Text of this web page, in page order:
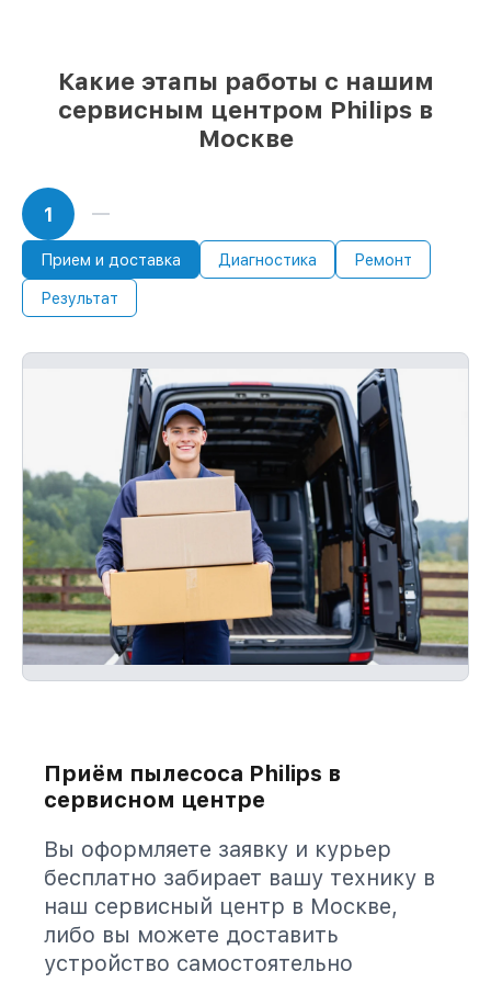
Какие этапы работы с нашим
сервисным центром Philips в
Москве
1
Прием и доставка Диагностика Ремонт
Результат
Приём пылесоса Philips в
сервисном центре
Вы оформляете заявку и курьер
бесплатно забирает вашу технику в
наш сервисный центр в Москве,
либо вы можете доставить
устройство самостоятельно